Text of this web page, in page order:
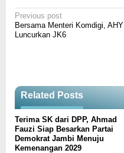
Post
navigation
Previous post
Bersama Menteri Komdigi, AHY
Luncurkan JK6
Related Posts
Terima SK dari DPP, Ahmad
Fauzi Siap Besarkan Partai
Demokrat Jambi Menuju
Kemenangan 2029